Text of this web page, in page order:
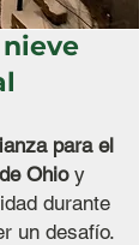
para el
Ohioy
durante
un desafío.